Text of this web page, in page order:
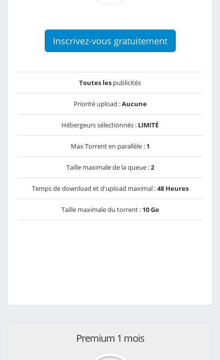
Inscrivez-vous gratuitement
Toutes les publicités
Priorité upload :Aucune
Hébergeurs sélectionnés : LIMITÉ
Max Torrent en parallèle : 1
Taille maximale de la queue :2
Temps de download et d'upload maximal :48 Heures
Taille maximale du torrent : 10 Go
Premium 1 mois